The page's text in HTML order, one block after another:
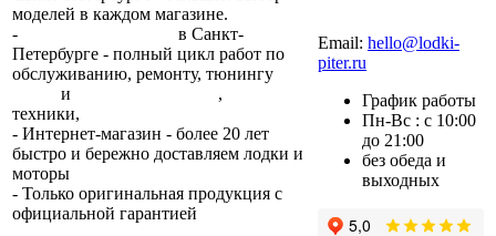
моделей в каждом магазине.
-
в Санкт-
Петербурге - полный цикл работ по
обслуживанию, ремонту, тюнингу
и ,
техники,
- Интернет-магазин - более 20 лет
быстро и бережно доставляем лодки и
моторы
- Только оригинальная продукция с
официальной гарантией
Email: hello@lodki-
piter.ru
График работы
Пн-Вс : с 10:00
до 21:00
без обеда и
выходных